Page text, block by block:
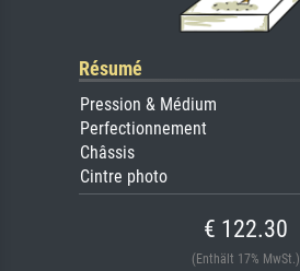
Résumé
Pression & Médium
Perfectionnement
Châssis
Cintre photo
€ 122.30
(Enthält 17% MwSt.)